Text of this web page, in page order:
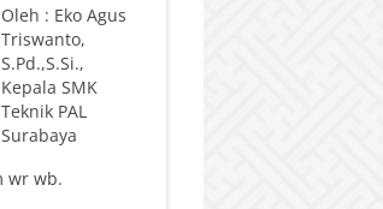
Oleh : Eko Agus
Triswanto,
S.Pd.,S.Si.,
Kepala SMK
Teknik PAL
Surabaya
wr wb.